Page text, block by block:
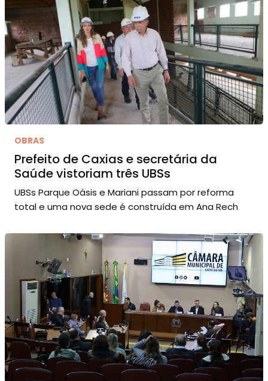
OBRAS
Prefeito de Caxias e secretária da
Saúde vistoriam três UBSs
UBSs Parque Oásis e Mariani passam por reforma
total e uma nova sede é construída em Ana Rech